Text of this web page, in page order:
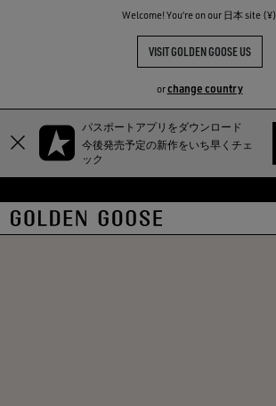
Welcome! You‘re on our 日本 site (¥)
VISIT GOLDEN GOOSE US
orchange country
メ
イ
ン
コ
ン
テ
フ
ッ
タ
ー
コ
ン
パスポートアプリをダウンロード
今後発売予定の新作をいち早くチェ
ック